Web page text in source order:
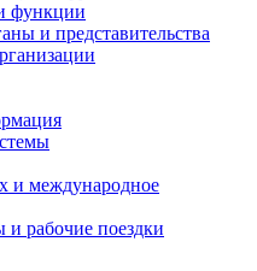
функции
и представительства
и международное
рабочие поездки